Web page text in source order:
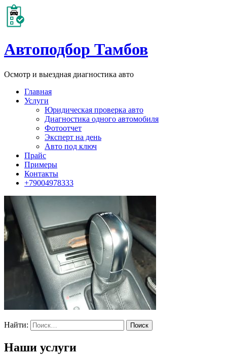
Автоподбор Тамбов
Осмотр и выездная диагностика авто
Главная
Услуги
Юридическая проверка авто
Диагностика одного автомобиля
Фотоотчет
Эксперт на день
Авто под ключ
Прайс
Примеры
Контакты
+79004978333
Найти:
Наши услуги